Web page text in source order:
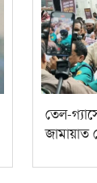
তেল-
জামায়াত